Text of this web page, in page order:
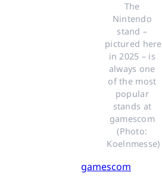
The
Nintendo
stand –
pictured here
in 2025 – is
always one
of the most
popular
stands at
gamescom
(Photo:
Koelnmesse)
gamescom